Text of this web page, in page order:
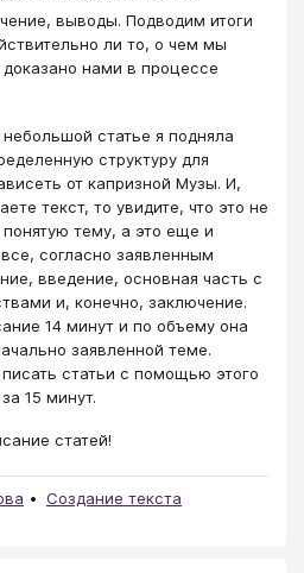
выводы. Подводим итоги
ли то, о чем мы
нами в процессе
статье я подняла
структуру для
от капризной Музы. И,
текст, то увидите, что это не
тему, а это еще и
согласно заявленным
введение, основная часть с
и, конечно, заключение.
14 минут и по объему она
заявленной теме.
статьи с помощью этого
15 минут.
статей!
Создание текста